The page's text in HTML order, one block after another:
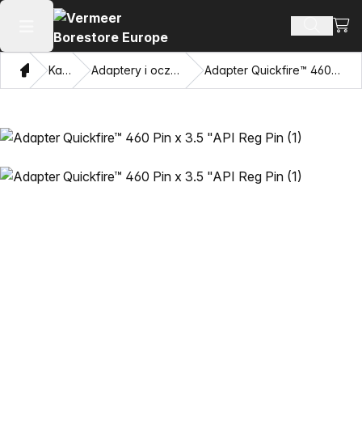
Otwórz menu główne Szukaj
Dom Katalog Adaptery i oczy przyciągające Adapter Quickfire™ 460 Pin x 3.5 "API Reg Pin